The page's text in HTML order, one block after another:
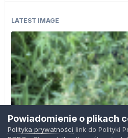
LATEST IMAGE
Powiadomienie o plikach
Polityka prywatności link do Polityki